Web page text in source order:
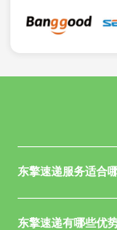
东擎速递服务适合
东擎速递有哪些优